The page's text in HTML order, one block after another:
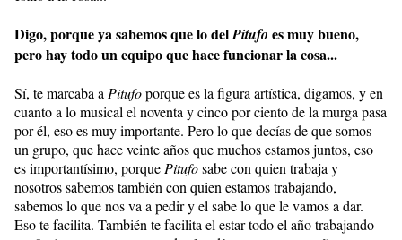
Digo, porque ya sabemos que lo delPitufo es muy bueno,
pero hay todo un equipo que hace funcionar la cosa...
Sí, te marcaba aPitufoporque es la figura artística, digamos, y en
cuanto a lo musical el noventa y cinco por ciento de la murga pasa
por él, eso es muy importante. Pero lo que decías de que somos
un grupo, que hace veinte años que muchos estamos juntos, eso
es importantísimo, porquePitufosabe con quien trabaja y
nosotros sabemos también con quien estamos trabajando,
sabemos lo que nos va a pedir y el sabe lo que le vamos a dar.
Eso te facilita. También te facilita el estar todo el año trabajando